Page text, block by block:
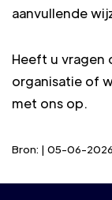
aanvullende
Heeft u vragen
organisatie of
met ons op.
Bron: | 05-06-2026